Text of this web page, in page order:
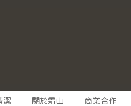
潔 關於霜山 商業合作